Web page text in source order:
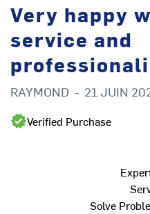
Very happy
service and
RAYMOND - 21 JUIN
Verified Purchase
Solve